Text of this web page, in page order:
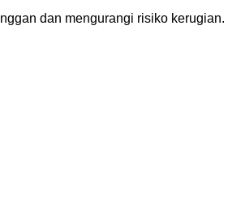
dan mengurangi risiko kerugian.